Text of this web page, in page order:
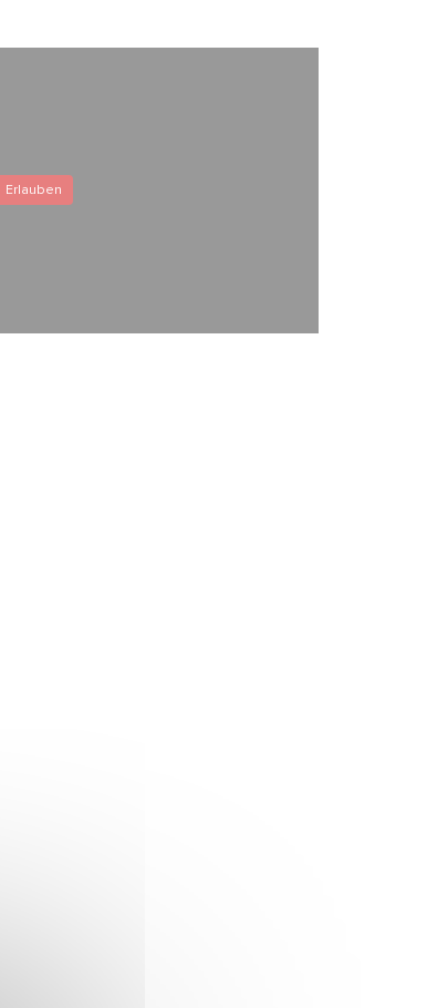
Erlauben